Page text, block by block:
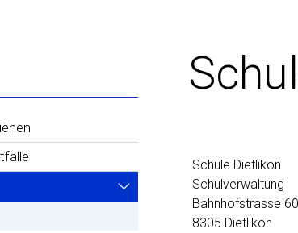
Adresse
Schule Dietlikon
Schulverwaltung
Bahnhofstrasse 60
8305 Dietlikon